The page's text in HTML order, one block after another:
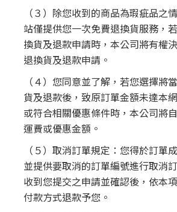
（３）除您收到的商品為瑕疵品之
站僅提供您一次免費退換貨服務，
換貨及退款申請時，本公司將有權
退換貨及退款申請。
（４）您同意並了解，若您選擇將
貨及退款後，致原訂單金額未達本
或符合相關優惠條件時，本公司將
運費或優惠金額。
（５）取消訂單規定：您得於訂單
並提供要取消的訂單編號進行取消
收到您提交之申請並確認後，依本
付款方式退款予您。